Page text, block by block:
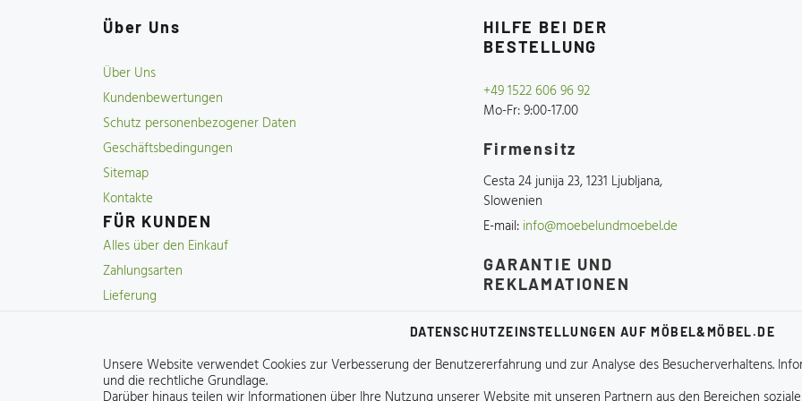
DATENSCHUTZEINSTELLUNGEN AUF MÖBEL&MÖBEL.DE
Unsere Website verwendet Cookies zur Verbesserung der Benutzererfahrung und zur Analyse des Besucherverhaltens.
und die rechtliche Grundlage.
Kundenbewertungen
Schutz personenbezogener Daten
Geschäftsbedingungen
Sitemap
Kontakte
FÜR KUNDEN
Alles über den Einkauf
Zahlungsarten
Lieferung
Rücksendung
BESTELLUNG
Mo-Fr:9:00-17.00
Slowenien
E-mail:info@moebelundmoebel.de
REKLAMATIONEN